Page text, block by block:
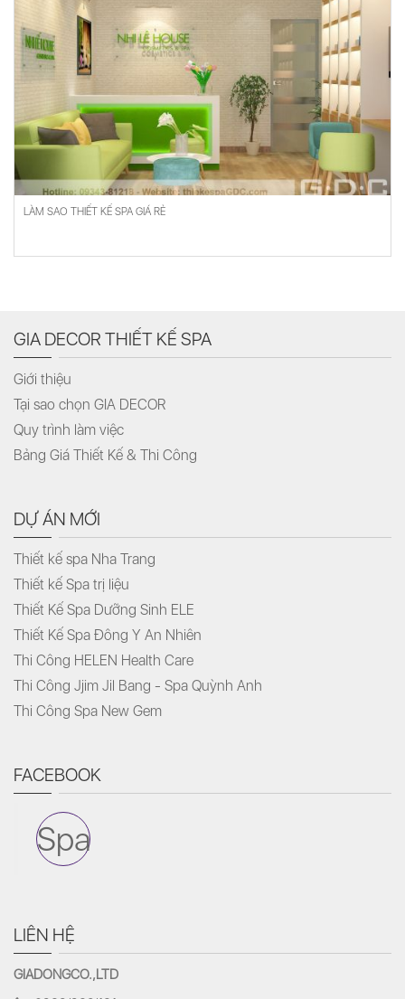
LÀM SAO THIẾT KẾ SPA GIÁ RẺ
GIA DECOR THIẾT KẾ SPA
Giới thiệu
Tại sao chọn GIA DECOR
Quy trình làm việc
Bảng Giá Thiết Kế & Thi Công
DỰ ÁN MỚI
Thiết kế spa Nha Trang
Thiết kế Spa trị liệu
Thiết Kế Spa Dưỡng Sinh ELE
Thiết Kế Spa Đông Y An Nhiên
Thi Công HELEN Health Care
Thi Công Jjim Jil Bang - Spa Quỳnh Anh
Thi Công Spa New Gem
FACEBOOK
Spa
LIÊN HỆ
GIADONGCO.,LTD